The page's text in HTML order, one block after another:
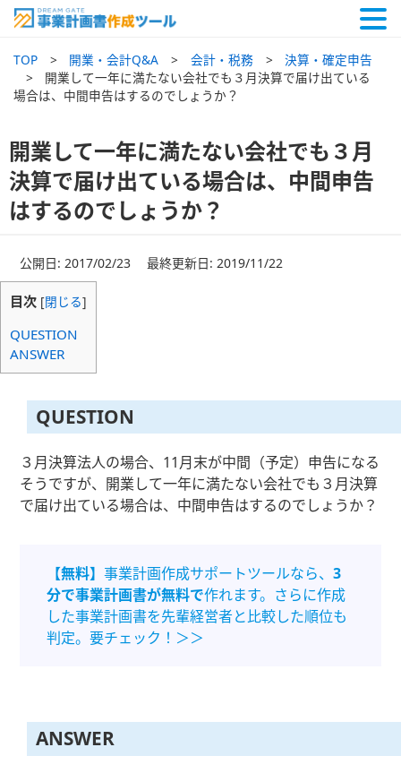
TOP 開業・会計Q&A 会計・税務
決算・確定申告
開業して一年に満たない会社でも３月決算で届け出ている
場合は、中間申告はするのでしょうか？
開業して一年に満たない会社でも３月
決算で届け出ている場合は、中間申告
はするのでしょうか？
公開日: 2017/02/23 最終更新日: 2019/11/22
目次 [閉じる]
QUESTION
ANSWER
QUESTION
３月決算法人の場合、11月末が中間（予定）申告になる
そうですが、開業して一年に満たない会社でも３月決算
で届け出ている場合は、中間申告はするのでしょうか？
【無料】事業計画作成サポートツールなら、3
分で事業計画書が無料で作れます。さらに作成
した事業計画書を先輩経営者と比較した順位も
判定。要チェック！＞＞
ANSWER